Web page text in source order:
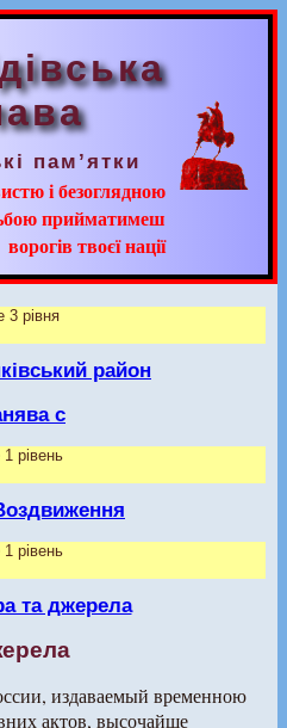
пам’ятки
і безоглядною
прийматимеш
ворогів твоєї нації
3 рівня
район
с
рівень
рівень
та джерела
издаваемый временною
актов, высочайше